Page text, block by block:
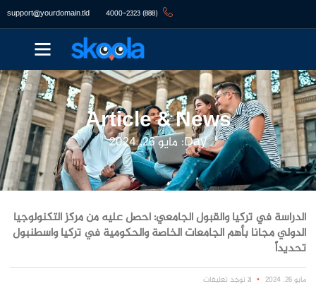
(888) 4000-2323
support@yourdomain.tld
Article & News
Day: مايو 26, 2024
الدراسة في تركيا والقبول الجامعي: احصل عليه من مركز التكنولوجيا
الدولي مجانا بأهم الجامعات الخاصة والحكومية في تركيا واسطنبول
تحديداً
مايو 26, 2024 لا توجد تعليقات